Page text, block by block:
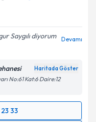
verilerimin belirtilen
ediyorum.
Gönder
Saygılı diyorum
Devamı
Haritada Göster
No:61 Kat:6 Daire:12
33